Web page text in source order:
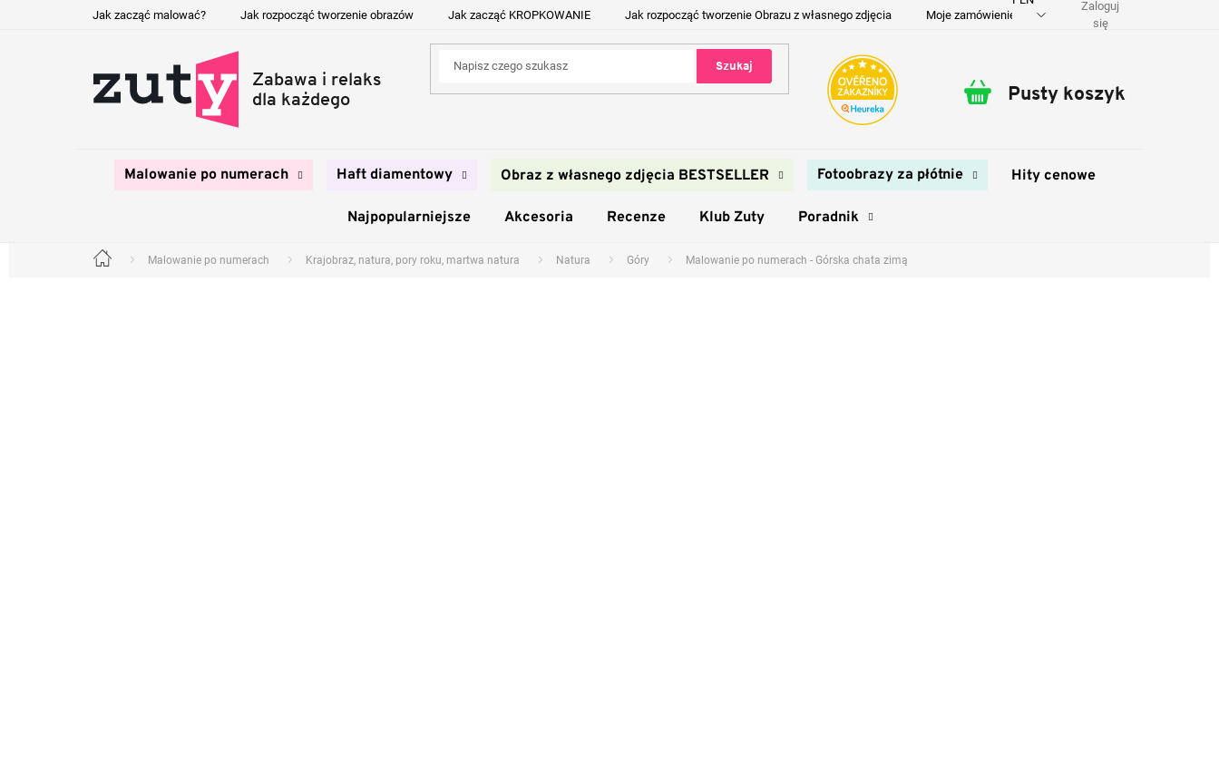
Jak zacząć malować? Jak rozpocząć tworzenie obrazów Jak zacząć KROPKOWANIE Jak rozpocząć tworzenie Obrazu z własnego zdjęcia Moje zamówienie Dostawa i płatność
Zaloguj
się
Szukaj
Koszyk
Pusty koszyk
Malowanie po numerach Haft diamentowy Obraz z własnego zdjęcia BESTSELLER Fotoobrazy za płótnie Hity cenowe
Najpopularniejsze Akcesoria Recenze Klub Zuty Poradnik
Home Malowanie po numerach Krajobraz, natura, pory roku, martwa natura Natura Góry Malowanie po numerach - Górska chata zimą